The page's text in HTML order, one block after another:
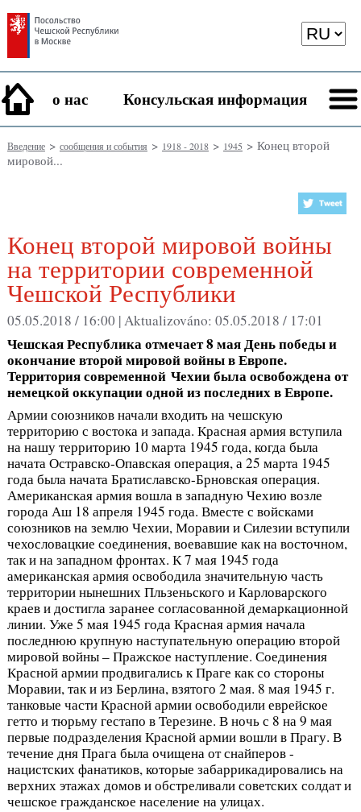
о нас Консульская информация
Введение> сообщения и события > 1918 - 2018> 1945 > Конец второй
мировой...
Конец второй мировой войны
на территории современной
Чешской Республики
05.05.2018 / 16:00 |Aktualizováno: 05.05.2018 / 17:01
Чешская Республика отмечает8 маяДень победы и
окончание второй мировой войны в Европе.
Территория современной Чехии была освобождена от
немецкой оккупации одной из последних в Европе.
Армии союзников начали входить на чешскую
территорию с востока и запада. Красная армия вступила
на нашу территорию 10 марта 1945 года, когда была
начата Остравско-Опавская операция, а 25 марта 1945
года была начата Братиславско-Брновская операция.
Американская армия вошла в западную Чехию возле
города Аш 18 апреля 1945 года. Вместе с войсками
союзников на землю Чехии, Моравии и Силезии вступили
чехословацкие соединения, воевавшие как на восточном,
так и на западном фронтах. К 7 мая 1945 года
американская армия освободила значительную часть
территории нынешних Пльзеньского и Карловарского
краев и достигла заранее согласованной демаркационной
линии. Уже 5 мая 1945 года Красная армия начала
последнюю крупную наступательную операцию второй
мировой войны – Пражское наступление. Соединения
Красной армии продвигались к Праге как со стороны
Моравии, так и из Берлина, взятого 2 мая. 8 мая 1945 г.
танковые части Красной армии освободили еврейское
гетто и тюрьму гестапо в Терезине. В ночь с 8 на 9 мая
первые подразделения Красной армии вошли в Прагу. В
течение дня Прага была очищена от снайперов -
нацистских фанатиков, которые забаррикадировались на
верхних этажах домов и обстреливали советских солдат и
чешское гражданское население на улицах.